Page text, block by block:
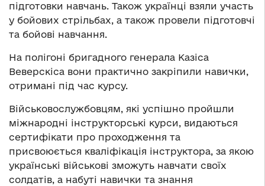
підготовки навчань. Також українці взяли участь
у бойових стрільбах, а також провели підготовчі
та бойові навчання.
На полігоні бригадного генерала Казіса
Веверскіса вони практично закріпили навички,
отримані під час курсу.
Військовослужбовцям, які успішно пройшли
міжнародні інструкторські курси, видаються
сертифікати про проходження та
присвоюється кваліфікація інструктора, за якою
українські військові зможуть навчати своїх
солдатів, а набуті навички та знання